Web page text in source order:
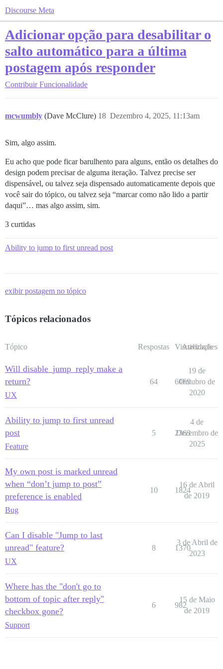
Discourse Meta
Adicionar opção para desabilitar o
salto automático para a última
postagem após responder
Contribuir Funcionalidade
mcwumbly (Dave McClure) Dezembro 4, 2025, 11:13am
18
Sim, algo assim.
Eu acho que pode ficar barulhento para alguns, então os detalhes do
design podem precisar de alguma iteração. Talvez precise ser
dispensável, ou talvez seja dispensado automaticamente depois que
você sair do tópico, ou talvez seja “marcar como não lido a partir
daqui”… mas algo assim, sim.
3 curtidas
Ability to jump to first unread post
exibir postagem no tópico
Tópicos relacionados
Tópico Respostas Visualizações
Atividade
Will disable_jump_reply make a
return?
UX
64 6069
19 de
Outubro de
2020
Ability to jump to first unread
post
Feature
5 2363
4 de
Dezembro de
2025
My own post is marked unread
when “don’t jump to post”
preference is enabled
Bug
10 1824
16 de Abril
de 2019
Can I disable "Jump to last
unread" feature?
UX
8 1370
3 de Abril de
2023
Where has the "don't go to
bottom of topic after reply"
checkbox gone?
Support
6 982
15 de Maio
de 2019